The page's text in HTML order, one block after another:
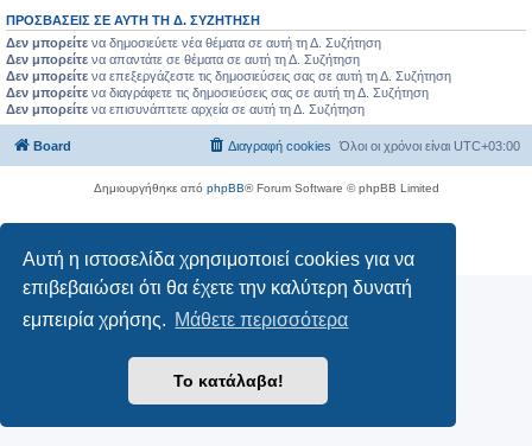
Αυτή η ιστοσελίδα χρησιμοποιεί cookies για να
επιβεβαιώσει ότι θα έχετε την καλύτερη δυνατή
εμπειρία χρήσης. Μάθετε περισσότερα
Το κατάλαβα!
ΠΡΟΣΒΆΣΕΙΣ ΣΕ ΑΥΤΉ ΤΗ Δ. ΣΥΖΉΤΗΣΗ
Δεν μπορείτε να δημοσιεύετε νέα θέματα σε αυτή τη Δ. Συζήτηση
Δεν μπορείτε να απαντάτε σε θέματα σε αυτή τη Δ. Συζήτηση
Δεν μπορείτε να επεξεργάζεστε τις δημοσιεύσεις σας σε αυτή τη Δ. Συζήτηση
Δεν μπορείτε να διαγράφετε τις δημοσιεύσεις σας σε αυτή τη Δ. Συζήτηση
Δεν μπορείτε να επισυνάπτετε αρχεία σε αυτή τη Δ. Συζήτηση
Board Όλοι οι χρόνοι είναι UTC+03:00
Διαγραφή cookies
Δημιουργήθηκε από phpBB® Forum Software © phpBB Limited
|Όροι